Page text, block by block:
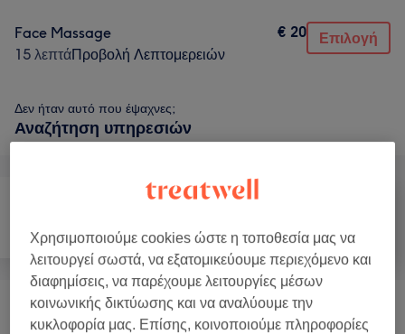
Face Massage
15 λεπτάΠροβολή Λεπτομερειών
€ 20 Επιλογή
Δεν ήταν αυτό που έψαχνες;
Αναζήτηση υπηρεσιών
Πρόσωπο Μασάζ Σώμα
Massages (6 από € 15
Χρησιμοποιούμε cookies ώστε η τοποθεσία μας να
λειτουργεί σωστά, να εξατομικεύουμε περιεχόμενο και
διαφημίσεις, να παρέχουμε λειτουργίες μέσων
κοινωνικής δικτύωσης και να αναλύουμε την
κυκλοφορία μας. Επίσης, κοινοποιούμε πληροφορίες